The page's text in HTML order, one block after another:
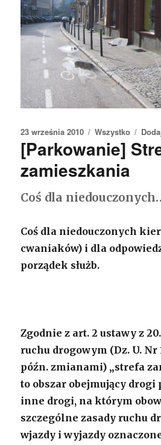
Opublikowano
23 września 2010 Kategorie
Wszystko
[Parkowanie]
zamieszkania
Coś dla
Coś dla niedouczonych
cwaniaków) i dla
porządek służb.
Zgodnie z art. 2 ustawy z
ruchu drogowym (Dz. U. Nr
późn. zmianami) „strefa
to obszar obejmujący drogi
inne drogi, na którym
szczególne zasady ruchu
wjazdy i wyjazdy